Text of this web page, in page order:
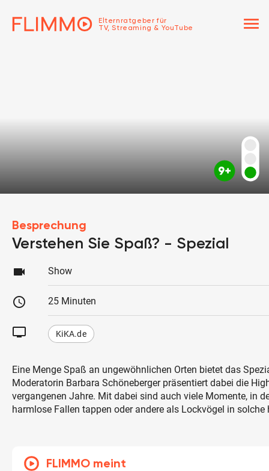
Elternratgeber für
TV, Streaming & YouTube
menu
Besprechung
Verstehen Sie Spaß? - Spezial
videocam Show
schedule 25 Minuten
tv KiKA.de
Eine Menge Spaß an ungewöhnlichen Orten bietet das
Moderatorin Barbara Schöneberger präsentiert dabei die
vergangenen Jahre. Mit dabei sind auch viele Momente, in
harmlose Fallen tappen oder andere als Lockvögel in solche
FLIMMO meint